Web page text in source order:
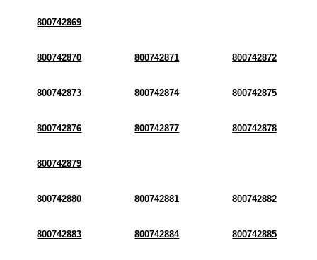
800742869
800742870 800742871 800742872
800742873 800742874 800742875
800742876 800742877 800742878
800742879
800742880 800742881 800742882
800742883 800742884 800742885